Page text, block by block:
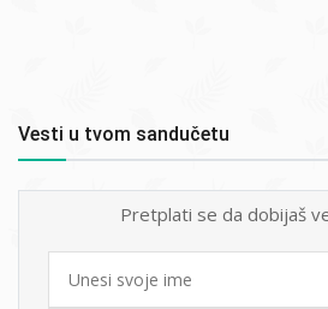
Vesti u tvom sandučetu
Pretplati se da dobijaš
First